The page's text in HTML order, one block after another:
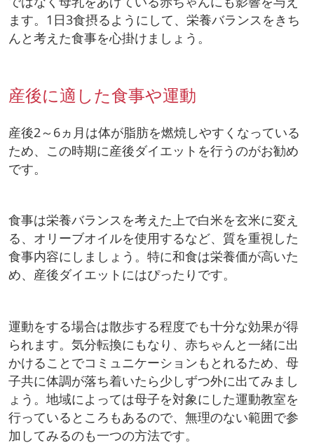
ます。1日3食摂るようにして、栄養バランスをきち
んと考えた食事を心掛けましょう。
産後に適した食事や運動
産後2～6ヵ月は体が脂肪を燃焼しやすくなっている
ため、この時期に産後ダイエットを行うのがお勧め
です。
食事は栄養バランスを考えた上で白米を玄米に変え
る、オリーブオイルを使用するなど、質を重視した
食事内容にしましょう。特に和食は栄養価が高いた
め、産後ダイエットにはぴったりです。
運動をする場合は散歩する程度でも十分な効果が得
られます。気分転換にもなり、赤ちゃんと一緒に出
かけることでコミュニケーションもとれるため、母
子共に体調が落ち着いたら少しずつ外に出てみまし
ょう。地域によっては母子を対象にした運動教室を
行っているところもあるので、無理のない範囲で参
加してみるのも一つの方法です。